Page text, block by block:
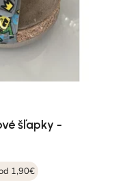
šľapky -
1,90€